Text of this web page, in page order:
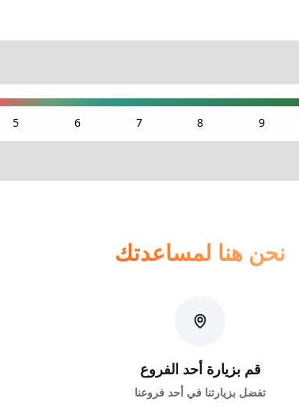
نحن هنا لمساعدتك
قم بزيارة أحد الفروع
تفضل بزيارتنا في أحد فروعنا